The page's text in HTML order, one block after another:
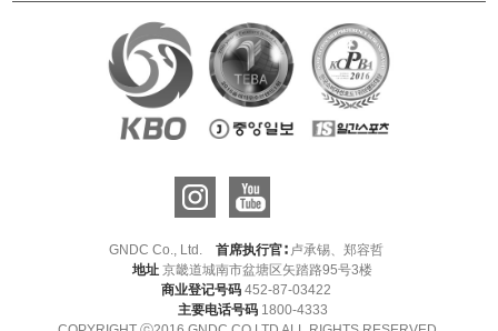
GNDC Co., Ltd. 首席执行官∶卢承锡、郑容哲
地址 京畿道城南市盆塘区矢踏路95号3楼
商业登记号码 452-87-03422
主要电话号码1800-4333